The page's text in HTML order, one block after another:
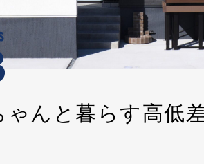
ゃんと暮らす高低